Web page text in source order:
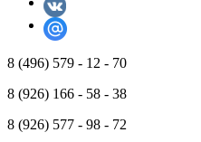
8 (496) 579 - 12 - 70
8 (926) 166 - 58 - 38
8 (926) 577 - 98 - 72